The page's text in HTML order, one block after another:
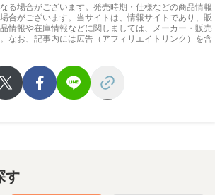
る場合がございます。発売時期・仕様などの商品情報
合がございます。当サイトは、情報サイトであり、販
情報や在庫情報などに関しましては、メーカー・販売
なお、記事内には広告（アフィリエイトリンク）を含
す